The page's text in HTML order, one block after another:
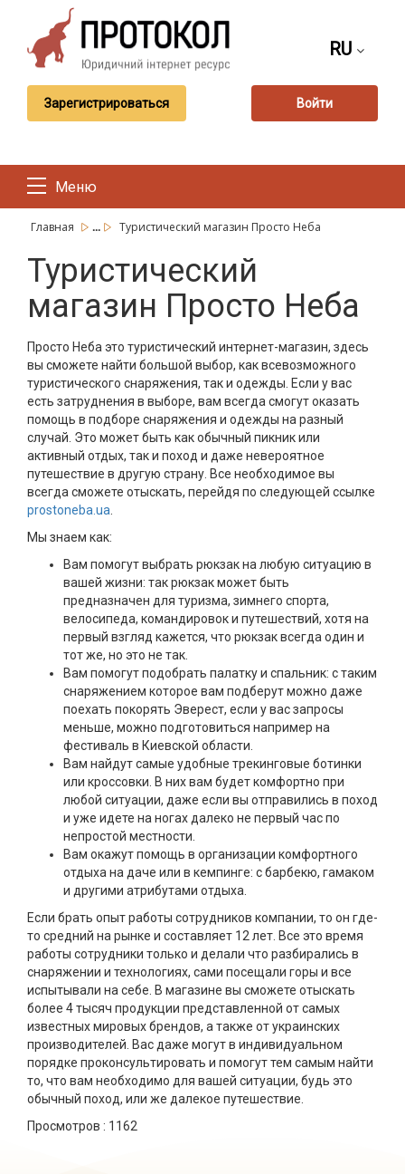
RU
Зарегистрироваться Войти
Меню
Главная ... Туристический магазин Просто Неба
Туристический
магазин Просто Неба
Просто Неба это туристический интернет-магазин, здесь
вы сможете найти большой выбор, как всевозможного
туристического снаряжения, так и одежды. Если у вас
есть затруднения в выборе, вам всегда смогут оказать
помощь в подборе снаряжения и одежды на разный
случай. Это может быть как обычный пикник или
активный отдых, так и поход и даже невероятное
путешествие в другую страну. Все необходимое вы
всегда сможете отыскать, перейдя по следующей ссылке
prostoneba.ua
Мы знаем как:
Вам помогут выбрать рюкзак на любую ситуацию в
вашей жизни: так рюкзак может быть
предназначен для туризма, зимнего спорта,
велосипеда, командировок и путешествий, хотя на
первый взгляд кажется, что рюкзак всегда один и
тот же, но это не так.
Вам помогут подобрать палатку и спальник: с таким
снаряжением которое вам подберут можно даже
поехать покорять Эверест, если у вас запросы
меньше, можно подготовиться например на
фестиваль в Киевской области.
Вам найдут самые удобные трекинговые ботинки
или кроссовки. В них вам будет комфортно при
любой ситуации, даже если вы отправились в поход
и уже идете на ногах далеко не первый час по
непростой местности.
Вам окажут помощь в организации комфортного
отдыха на даче или в кемпинге: с барбекю, гамаком
и другими атрибутами отдыха.
Если брать опыт работы сотрудников компании, то он где-
то средний на рынке и составляет 12 лет. Все это время
работы сотрудники только и делали что разбирались в
снаряжении и технологиях, сами посещали горы и все
испытывали на себе. В магазине вы сможете отыскать
более 4 тысяч продукции представленной от самых
известных мировых брендов, а также от украинских
производителей. Вас даже могут в индивидуальном
порядке проконсультировать и помогут тем самым найти
то, что вам необходимо для вашей ситуации, будь это
обычный поход, или же далекое путешествие.
Просмотров : 1162